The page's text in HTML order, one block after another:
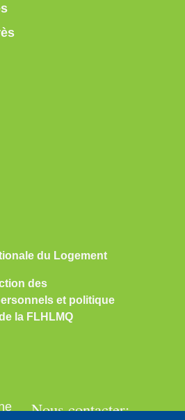
du Logement
des
et politique
la FLHLMQ
Nous contacter: